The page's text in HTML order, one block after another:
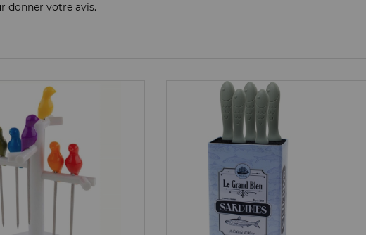
donner votre avis.